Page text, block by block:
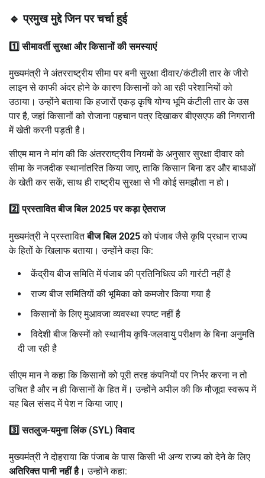
🔹 प्रमुख मुद्दे जिन पर चर्चा हुई
1️⃣ सीमावर्ती सुरक्षा और किसानों की समस्याएं
मुख्यमंत्री ने अंतरराष्ट्रीय सीमा पर बनी सुरक्षा दीवार/कंटीली तार के जीरो
लाइन से काफी अंदर होने के कारण किसानों को आ रही परेशानियों को
उठाया। उन्होंने बताया कि हजारों एकड़ कृषि योग्य भूमि कंटीली तार के उस
पार है, जहां किसानों को रोजाना पहचान पत्र दिखाकर बीएसएफ की निगरानी
में खेती करनी पड़ती है।
सीएम मान ने मांग की कि अंतरराष्ट्रीय नियमों के अनुसार सुरक्षा दीवार को
सीमा के नजदीक स्थानांतरित किया जाए, ताकि किसान बिना डर और बाधाओं
के खेती कर सकें, साथ ही राष्ट्रीय सुरक्षा से भी कोई समझौता न हो।
2️⃣ प्रस्तावित बीज बिल 2025 पर कड़ा ऐतराज
मुख्यमंत्री ने प्रस्तावितबीज बिल 2025को पंजाब जैसे कृषि प्रधान राज्य
के हितों के खिलाफ बताया। उन्होंने कहा कि:
केंद्रीय बीज समिति में पंजाब की प्रतिनिधित्व की गारंटी नहीं है
राज्य बीज समितियों की भूमिका को कमजोर किया गया है
किसानों के लिए मुआवजा व्यवस्था स्पष्ट नहीं है
विदेशी बीज किस्मों को स्थानीय कृषि-जलवायु परीक्षण के बिना अनुमति
दी जा रही है
सीएम मान ने कहा कि किसानों को पूरी तरह कंपनियों पर निर्भर करना न तो
उचित है और न ही किसानों के हित में। उन्होंने अपील की कि मौजूदा स्वरूप में
यह बिल संसद में पेश न किया जाए।
3️⃣ सतलुज-यमुना लिंक (SYL) विवाद
मुख्यमंत्री ने दोहराया कि पंजाब के पास किसी भी अन्य राज्य को देने के लिए
अतिरिक्त पानी नहीं है। उन्होंने कहा: